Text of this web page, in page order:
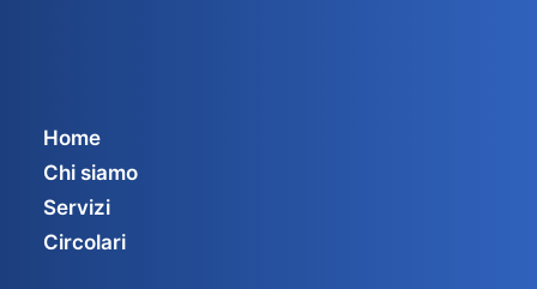
Home
Chi siamo
Servizi
Circolari